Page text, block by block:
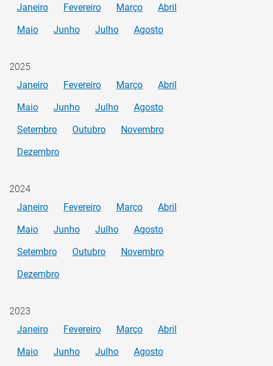
Janeiro
Fevereiro Março
Abril
Maio
Junho Julho Agosto
2025
Janeiro
Fevereiro Março
Abril
Maio
Junho Julho
Agosto
Setembro
Outubro
Novembro
Dezembro
2024
Janeiro
Fevereiro Março
Abril
Maio
Junho Julho
Agosto
Setembro
Outubro
Novembro
Dezembro
2023
Janeiro
Fevereiro Março
Abril
Maio
Junho Julho
Agosto